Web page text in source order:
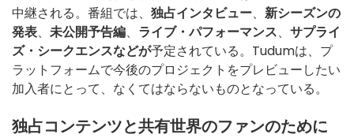
中継される。番組では、 独占インタビュー、 新シーズンの
発表、 未公開予告編、 ライブ・パフォーマンス、 サプライ
ズ・シークエンスなどが予定されている。Tudumは、プ
ラットフォームで今後のプロジェクトをプレビューしたい
加入者にとって、なくてはならないものとなっている。
独占コンテンツと共有世界のファンのために